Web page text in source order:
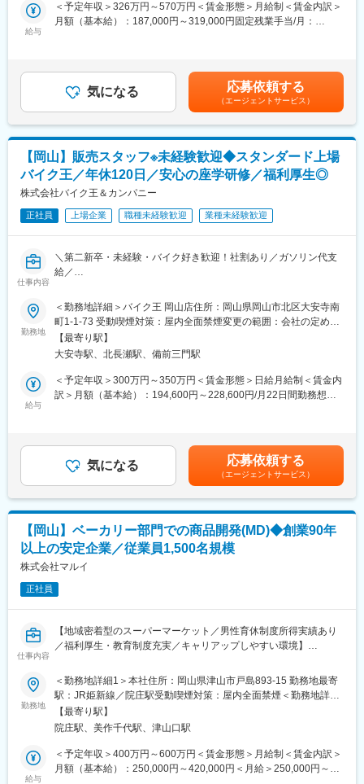
今後も、新たなサービスや商品を創造し、変革し、地域の皆様の
健やかな食生活のお手伝いが出来る「食の専門家」を目指し、地
◇店頭ディスプレイづくり
◇店内イベントの企画・実施 など
を目指しています。お客様の生活をより便利に・豊かにするため
に、より丁寧なコンサルテイングが求められます。
■研修体制充実
・9割が未経験スタート★
教える立場の先輩社員の9割が未経験スタートなので、入社時の不
安な気持ちはよく理解できます。あなたが安心できるようしっか
りとフォローします！同期入社の仲間はもちろん、先輩ともいい
関係を築いていけるのがベルパークの魅力のひとつ。困った時は
すぐに相談し合えて、互いに高め合いながら成長できます！
ルアップを支援するツールや環境が整っています。
★ライフイベントへの支援多数★
・年休実質128日！
・月1日の有給取得・連続休暇取得を推進中
・育休取得率100％／復帰率は94.1％！
・保育園に預けて復職した場合⇒保育手当を支給（3歳まで）
・お子さんが4歳に達するまで時短勤務可
・時短とフルタイムをミックスして使えます『慣らしフルタイム
店以上の店舗を展開し、安定した経営基盤を誇ります。その為研
修体制も充実！研修部が主催するコンプライアンス研修、業務知
識習得研修のほか、店舗配属後もスキルアップ・レベルアップを
★スキルアップが叶えられる★
年4回の「ソフトバンク認定資格試験」で資格を取得したら、最高
月額8万円（年額96万円）の資格手当を追加支給！
※試験の合格率・保有率はともに約90％
※会社をあげて合格までしっかりサポートします
給与
＜予定年収＞326万円～570万円＜賃金形態＞月給制＜賃金内訳＞
月額（基本給）：187,000円～319,000円固定残業手当/月：
トバンク認定資格を取得すると資格手当が追加支給されます。※上
記月収・年収はみなし残業手当含む加えた金額です。賞与：年2回
（6・12月）・昇給：年1回賞与とは別にインセンティブや特別賞
与も支給実績あり（2024年は30万円の追加支給を実施）賃金はあ
くまでも目安の金額であり、選考を通じて上下する可能性があり
ます。月給(月額)は固定手当を含めた表記です。
気になる 応募依頼する
（エージェントサービス）
【岡山】販売スタッフ※未経験歓迎◆スタンダード上場
バイク王／年休120日／安心の座学研修／福利厚生◎
株式会社バイク王＆カンパニー
正社員 上場企業 職種未経験歓迎 業種未経験歓迎
仕事内容
＼第二新卒・未経験・バイク好き歓迎！社割あり／ガソリン代支
給／
◆正社員デビューも歓迎／店長やエリアマネージャー・本社職へ
のキャリアUPも◆社割あり／車・バイク通勤可能・ガソリン代支
給／正社員◆知名度抜群の東証スタンダード上場／残業10Ｈ】
当社の運営する店舗での接客・販売をお任せします。
■業務内容
（2）通販サイトに掲載するバイクの写真撮影
（3）各種バイク保険の対応
（4）納車対応（書類作成、納車）、納車後のアフターフォローな
もあります。
■研修フォロー体制
＜未経験ＯＫ◎座学でビジネスマナーやバイクの知識などからし
っかり学べる！＞
・配属先では3段階のOJT形式にて業務を習得。
・Webで商品や業務について学習する『バイク王カレッジ』など
もあり
※ほとんどが未経験入社者ですが、潤沢な研修制度により安心して
早期活躍を目指せる環境です！
■魅力
・未経験からスタンダード上場の安定基盤の当社の正社員として
長期就業が叶います！
・社割などバイク好きの方に嬉しい福利厚生はもちろん、独自休
■働き方
勤務地
＜勤務地詳細＞バイク王 岡山店住所：岡山県岡山市北区大安寺南
町1-1-73 受動喫煙対策：屋内全面禁煙変更の範囲：会社の定める
事業所
【最寄り駅】
大安寺駅、北長瀬駅、備前三門駅
給与
＜予定年収＞300万円～350万円＜賃金形態＞日給月給制＜賃金内
訳＞月額（基本給）：194,600円～228,600円/月22日間勤務想定
手当＞有＜給与補足＞※年収は経験・スキルを基に決定■業績連動
型賞与：年2回※会社業績による■昇給：年1回※人事考課による■実
績：・年収346万円（月収26万円）／24歳 副店長職 経験2年・年
収420万円（月収35万円）／35歳 店長職 経験6年・年収588万円
／38歳 マネージャー 入社8年目賃金はあくまでも目安の金額であ
り、選考を通じて上下する可能性があります。月給(月額)は固定手
当を含めた表記です。
気になる 応募依頼する
（エージェントサービス）
【岡山】ベーカリー部門での商品開発(MD)◆創業90年
以上の安定企業／従業員1,500名規模
株式会社マルイ
正社員
仕事内容
【地域密着型のスーパーマーケット／男性育休制度所得実績あり
／福利厚生・教育制度充実／キャリアップしやすい環境】
当社は地域の食のライフラインを支えるスーパーマーケットとし
て、岡山・鳥取・島根で店舗展開をしております。現在食品スー
パーマーケット事業の拡大、収益性の向上により、ベーカリー部
門での商品開発・MDを募集しています。
■業務内容：
ベーカリー部門の商品仕入れ、販売企画、商品開発や産地開発な
勤務地
＜勤務地詳細1＞本社住所：岡山県津山市戸島893-15 勤務地最寄
駅：JR姫新線／院庄駅受動喫煙対策：屋内全面禁煙＜勤務地詳細
2＞岡山県北のいずれかの店舗住所：岡山県津山市 受動喫煙対
策：屋内全面禁煙変更の範囲：会社の定める事業所
【最寄り駅】
院庄駅、美作千代駅、津山口駅
給与
＜予定年収＞400万円～600万円＜賃金形態＞月給制＜賃金内訳＞
月額（基本給）：250,000円～420,000円＜月給＞250,000円～